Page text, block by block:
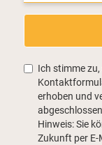
Ich stimme
erhoben und
Hinweis: Sie
Zukunft per